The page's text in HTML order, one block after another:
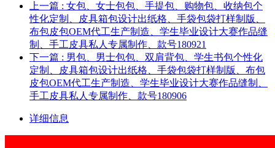
上一篇 : 女包、女士包包、手提包、购物包、收纳包个
性化定制、皮具箱包设计出纸格、手袋包袋打样制版、
布包皮包OEM代工生产制造、学生毕业设计大赛作品缝
制、手工皮具私人专属制作、款号180921
下一篇 : 男包、男士包包、双肩背包、学生书包个性化
定制、皮具箱包设计出纸格、手袋包袋打样制版、布包
皮包OEM代工生产制造、学生毕业设计大赛作品缝制、
手工皮具私人专属制作、款号180906
详细信息